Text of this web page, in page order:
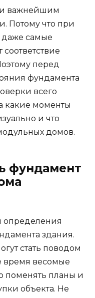
важнейшим
Потому что при
даже самые
перед
фундамента
всего
какие моменты
и что
домов.
фундамент
определения
здания.
стать поводом
время весомые
поменять планы и
объекта. Не